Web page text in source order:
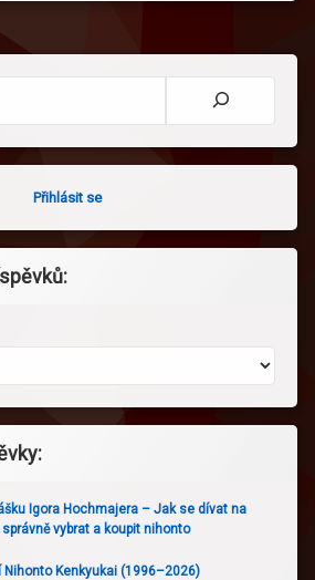
Přihlásit se
Igora Hochmajera – Jak se dívat na
vybrat a koupit nihonto
Nihonto Kenkyukai (1996–2026)